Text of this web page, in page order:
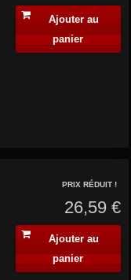
Ajouter au
panier
PRIX RÉDUIT !
26,59 €
Ajouter au
panier